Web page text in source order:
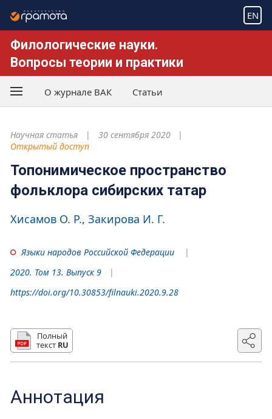
EN
Филологические науки.
Вопросы теории и практики
О журнале ВАК Статьи
Научная статья
30 сентября 2020
Открытый доступ
Топонимическое пространство
фольклора сибирских татар
Хисамов О. Р. Закирова И. Г.
Языки народов Российской Федерации
2020. Том 13. Выпуск 9
https://doi.org/10.30853/filnauki.2020.9.28
Полный
текст RU
Аннотация